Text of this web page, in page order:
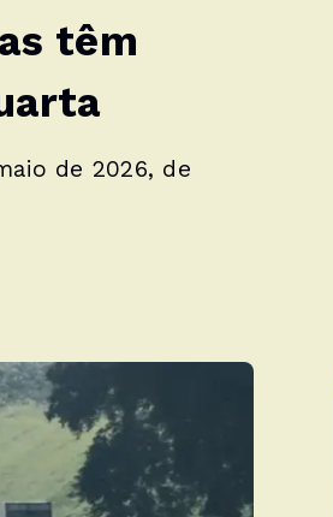
têm
de 2026, de